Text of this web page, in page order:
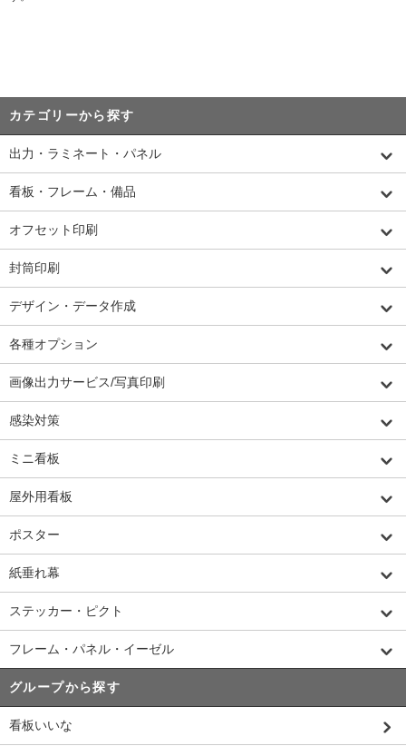
カテゴリーから探す
出力・ラミネート・パネル
看板・フレーム・備品
オフセット印刷
封筒印刷
デザイン・データ作成
各種オプション
画像出力サービス/写真印刷
感染対策
ミニ看板
屋外用看板
ポスター
紙垂れ幕
ステッカー・ピクト
フレーム・パネル・イーゼル
グループから探す
看板いいな